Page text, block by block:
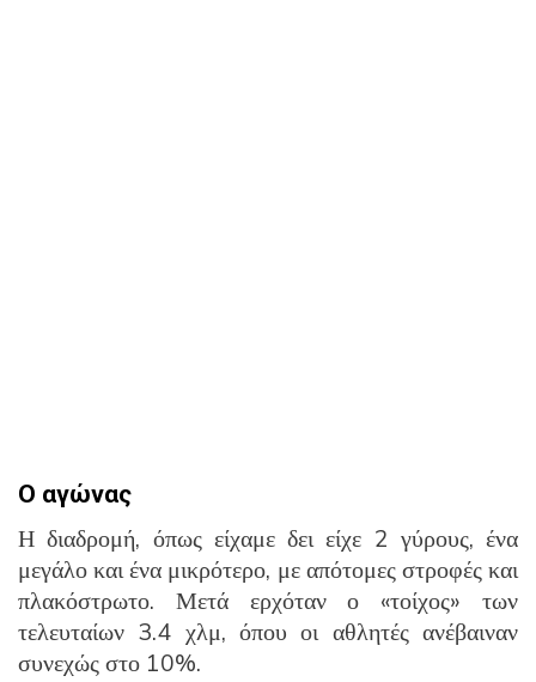
Ο αγώνας
Η διαδρομή, όπως είχαμε δει είχε 2 γύρους, ένα
μεγάλο και ένα μικρότερο, με απότομες στροφές και
πλακόστρωτο. Μετά ερχόταν ο «τοίχος» των
τελευταίων 3.4 χλμ, όπου οι αθλητές ανέβαιναν
συνεχώς στο 10%.